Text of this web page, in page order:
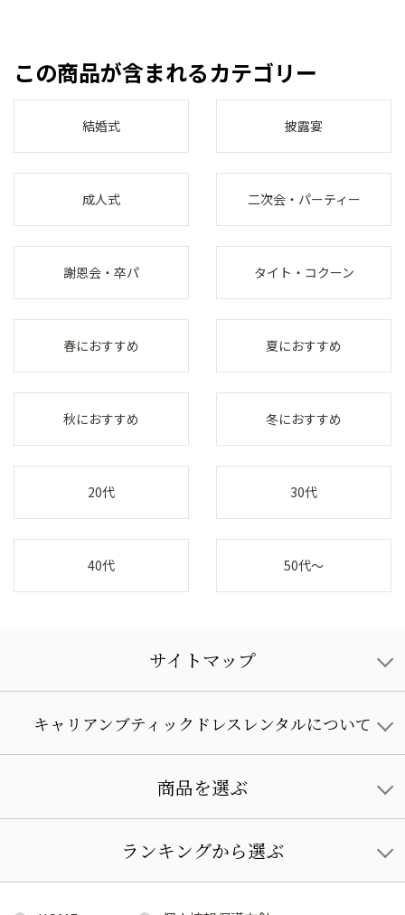
この商品が含まれるカテゴリー
結婚式 披露宴
成人式 二次会・パーティー
謝恩会・卒パ タイト・コクーン
春におすすめ 夏におすすめ
秋におすすめ 冬におすすめ
20代 30代
40代 50代～
サイトマップ
キャリアンブティックドレスレンタルについて
商品を選ぶ
ランキングから選ぶ